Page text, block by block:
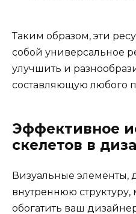
Таким образом, эти
собой универсальное
улучшить и
составляющую любого
Эффективное
скелетов в
Визуальные
внутреннюю структуру,
обогатить ваш